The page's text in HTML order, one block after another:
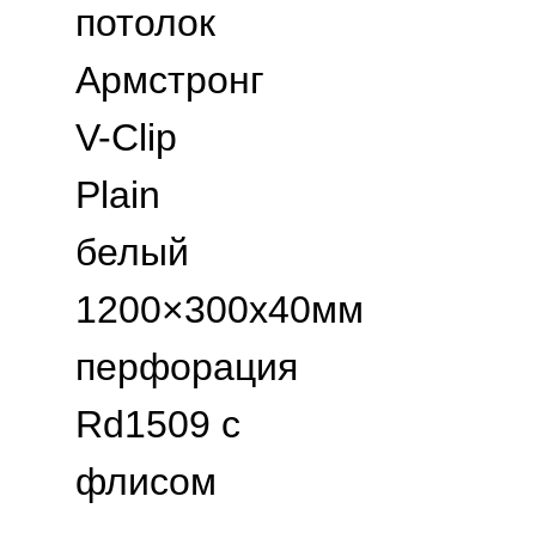
потолок
Армстронг
V-Clip
Plain
белый
1200×300х40мм
перфорация
Rd1509 с
флисом